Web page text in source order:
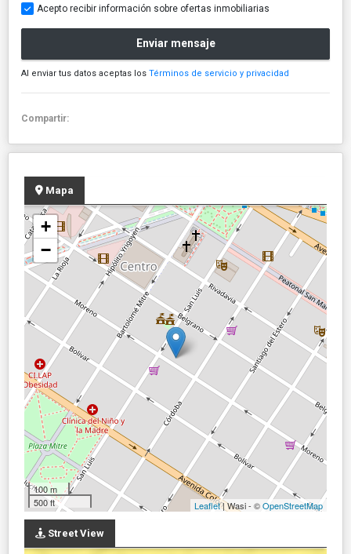
Acepto recibir información sobre ofertas inmobiliarias
Enviar mensaje
Al enviar tus datos aceptas los Términos de servicio y privacidad
Compartir:
Mapa
+
−
100 m
500 ft
Leaflet| Wasi - ©OpenStreetMap
Street View